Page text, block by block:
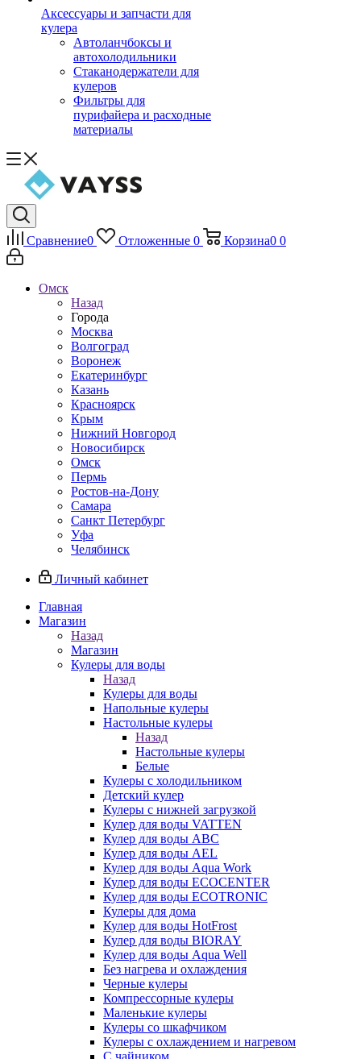
Аксессуары и запчасти для
кулера
Автоланчбоксы и
автохолодильники
Стаканодержатели для
кулеров
Фильтры для
пурифайера и расходные
материалы
Сравнение0 Отложенные 0 Корзина0 0
Омск
Назад
Города
Москва
Волгоград
Воронеж
Екатеринбург
Казань
Красноярск
Крым
Нижний Новгород
Новосибирск
Омск
Пермь
Ростов-на-Дону
Самара
Санкт Петербург
Уфа
Челябинск
Личный кабинет
Главная
Магазин
Назад
Магазин
Кулеры для воды
Назад
Кулеры для воды
Напольные кулеры
Настольные кулеры
Назад
Настольные кулеры
Белые
Кулеры с холодильником
Детский кулер
Кулеры с нижней загрузкой
Кулер для воды VATTEN
Кулер для воды ABC
Кулер для воды AEL
Кулер для воды Aqua Work
Кулер для воды ECOCENTER
Кулер для воды ECOTRONIC
Кулеры для дома
Кулер для воды HotFrost
Кулер для воды BIORAY
Кулер для воды Aqua Well
Без нагрева и охлаждения
Черные кулеры
Компрессорные кулеры
Маленькие кулеры
Кулеры со шкафчиком
Кулеры с охлаждением и нагревом
С чайником